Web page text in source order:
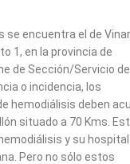
se encuentra el de
1, en la provincia de
de Sección/Servicio de
o incidencia, los
hemodiálisis deben
situado a 70 Kms.
y su
Pero no sólo estos